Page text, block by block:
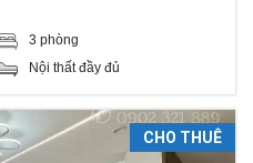
3 phòng
Nội thất đầy đủ
CHO THUÊ